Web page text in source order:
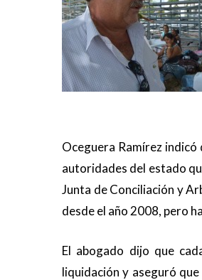
Oceguera Ramírez
autoridades del estado
Junta de Conciliación y
desde el año 2008, pero
El abogado dijo que
liquidación y aseguró